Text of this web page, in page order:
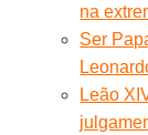
na
Ser
Leão